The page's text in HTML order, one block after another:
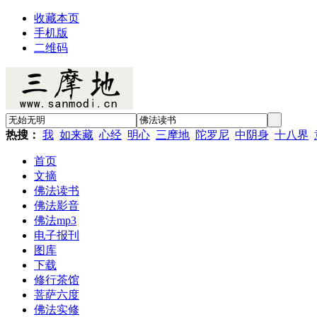
收藏本页
手机版
二维码
热搜： 我 如来藏 心经 明心 三摩地 陀罗尼 中阴身 十八界
首页
文摘
佛法读书
佛法影音
佛法mp3
电子报刊
图库
下载
修行茶馆
菩萨六度
佛法实修